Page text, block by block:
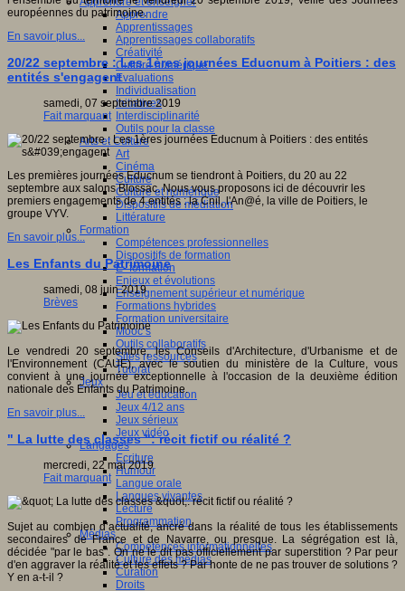
Apprendre
Apprentissages
Apprentissages collaboratifs
Créativité
Culture numérique
Evaluations
Individualisation
Initiatives
Interdisciplinarité
Outils pour la classe
Arts et Culture
Art
Cinéma
Culture
Culture et numérique
Dispositifs de médiation
Littérature
Formation
Compétences professionnelles
Dispositifs de formation
E- formation
Enjeux et évolutions
Enseignement supérieur et numérique
Formations hybrides
Formation universitaire
Mooc’s
Outils collaboratifs
Sites ressources
Tutorat
Jeux
Jeu et éducation
Jeux 4/12 ans
Jeux sérieux
Jeux vidéo
Langages
Ecriture
Humour
Langue orale
Langues vivantes
Lecture
Programmation
Médias
Compétences informationnelles
Culture des médias
Curation
Droits
européennes du patrimoine.
En savoir plus...
20/22 septembre : Les 1ères journées Educnum à Poitiers : des
entités s'engagent
samedi, 07 septembre 2019
Fait marquant
Les premières journées Educnum se tiendront à Poitiers, du 20 au 22
septembre aux salons Blossac. Nous vous proposons ici de découvrir les
premiers engagements de 4 entités : la Cnil, l'An@é, la ville de Poitiers, le
groupe VYV.
En savoir plus...
Les Enfants du Patrimoine
samedi, 08 juin 2019
Brèves
Le vendredi 20 septembre, les Conseils d'Architecture, d'Urbanisme et de
l'Environnement (CAUE), avec le soutien du ministère de la Culture, vous
convient à une journée exceptionnelle à l'occasion de la deuxième édition
nationale des Enfants du Patrimoine.
En savoir plus...
" La lutte des classes ": récit fictif ou réalité ?
mercredi, 22 mai 2019
Fait marquant
Sujet au combien d’actualité, ancré dans la réalité de tous les établissements
secondaires de France et de Navarre, ou presque. La ségrégation est là,
décidée "par le bas". On ne le dit pas officiellement par superstition ? Par peur
d'en aggraver la réalité et les effets ? Par honte de ne pas trouver de solutions ?
Y en a-t-il ?